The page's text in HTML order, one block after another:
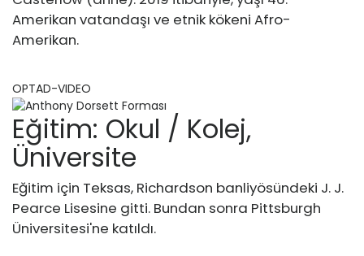
Amerikan vatandaşı ve etnik kökeni Afro-
Amerikan.
OPTAD-VIDEO
Eğitim: Okul / Kolej,
Üniversite
Eğitim için Teksas, Richardson banliyösündeki J. J.
Pearce Lisesine gitti. Bundan sonra Pittsburgh
Üniversitesi'ne katıldı.